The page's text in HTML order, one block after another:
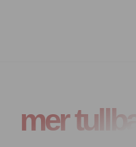
mer tullball